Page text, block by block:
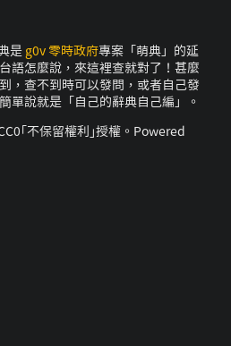
是 g0v 零時政府專案「萌典」的延
語怎麼說，來這裡查就對了！甚麼
，查不到時可以發問，或者自己發
單說就是「自己的辭典自己編」。
｢不保留權利｣授權。Powered